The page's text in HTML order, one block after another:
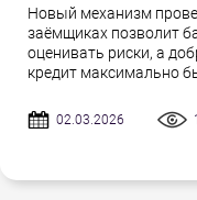
Новый механизм
заёмщиках позволит
оценивать риски, а
кредит максимально
02.03.2026